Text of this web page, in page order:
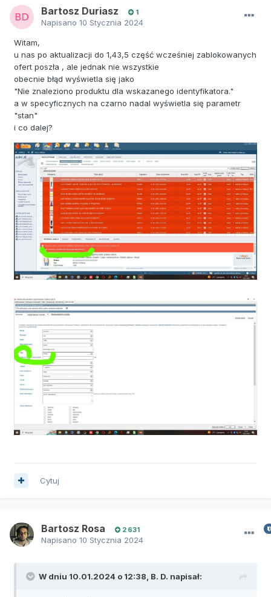
Bartosz Duriasz 1
Napisano 10 Stycznia 2024
Witam,
u nas po aktualizacji do 1,43,5 część wcześniej zablokowanych
ofert poszła , ale jednak nie wszystkie
obecnie błąd wyświetla się jako
"Nie znaleziono produktu dla wskazanego identyfikatora."
a w specyficznych na czarno nadal wyświetla się parametr
"stan"
i co dalej?
Cytuj
Bartosz Rosa 2 631
Napisano 10 Stycznia 2024
W dniu 10.01.2024 o 12:38, B. D. napisał: